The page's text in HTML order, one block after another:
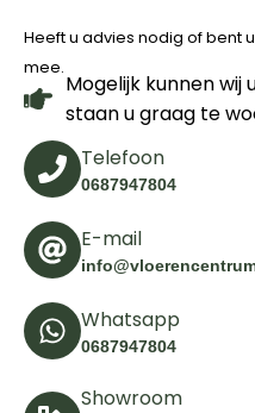
Heeft u advies nodig of bent
mee.
Mogelijk kunnen wij
staan u graag te
Telefoon
0687947804
E-mail
Whatsapp
0687947804
Showroom